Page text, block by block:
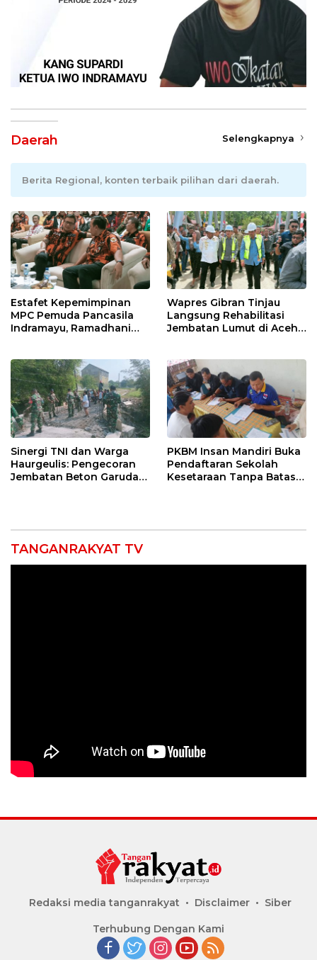
Daerah Selengkapnya
Berita Regional, konten terbaik pilihan dari daerah.
Estafet Kepemimpinan
MPC Pemuda Pancasila
Indramayu, Ramadhani
Muscablub
Wapres Gibran Tinjau
Langsung Rehabilitasi
Jembatan Lumut di Aceh
Sinergi TNI dan Warga
Haurgeulis: Pengecoran
Jembatan Beton Garuda
PKBM Insan Mandiri Buka
Pendaftaran Sekolah
Kesetaraan Tanpa Batas
TANGANRAKYAT TV
Redaksi media tanganrakyat Disclaimer Siber
Terhubung Dengan Kami